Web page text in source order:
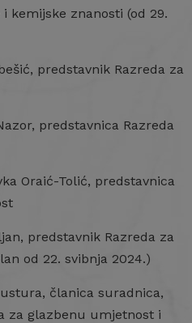
kemijske znanosti (od 29.
predstavnik Razreda za
predstavnica Razreda
Oraić-Tolić, predstavnica
predstavnik Razreda za
od 22. svibnja 2024.)
članica suradnica,
za glazbenu umjetnost i